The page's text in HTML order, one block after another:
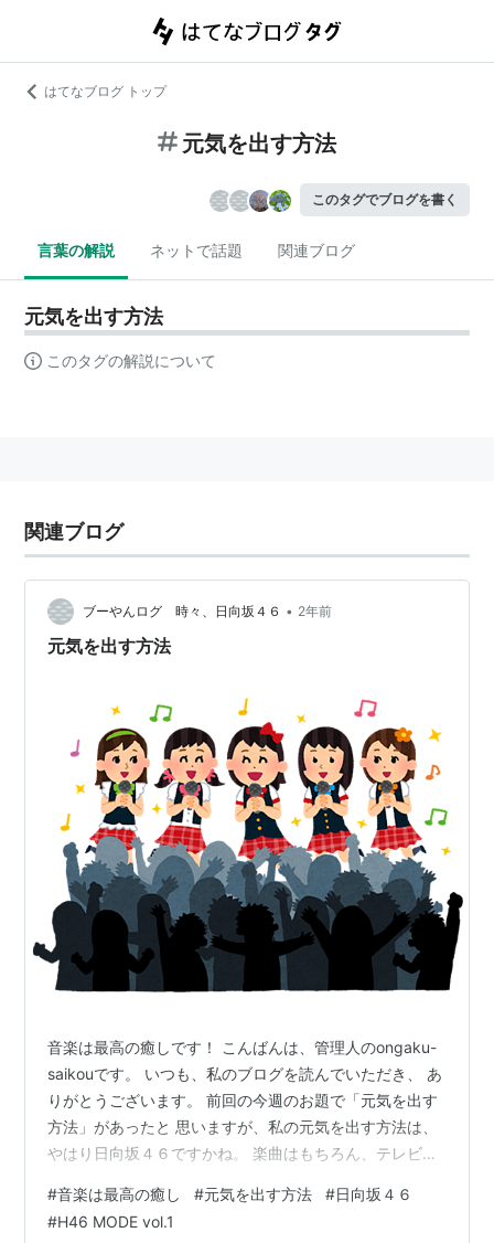
はてなブログ トップ
元気を出す方法
このタグでブログを書く
言葉の解説 ネットで話題 関連ブログ
元気を出す方法
このタグの解説について
関連ブログ
ブーやんログ 時々、日向坂４６ • 2年前
元気を出す方法
音楽は最高の癒しです！ こんばんは、管理人のongaku-
saikouです。 いつも、私のブログを読んでいただき、 あ
りがとうございます。 前回の今週のお題で「元気を出す
方法」があったと 思いますが、私の元気を出す方法は、
やはり日向坂４６ですかね。 楽曲はもちろん、テレビ番
自身が元気づけられる好きな楽曲を 選んでみました。 完
全に私個人の見解なので温かく見てください。 日向坂４
#音楽は最高の癒し #元気を出す方法 #日向坂４６
#H46 MODE vol.1